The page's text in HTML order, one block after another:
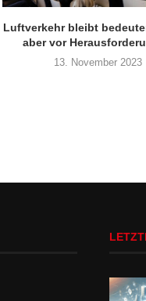
Luftverkehr bleibt
aber vor
13. November 2023